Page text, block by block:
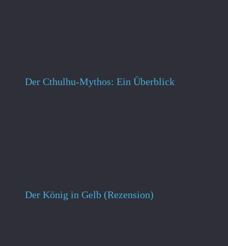
Der Cthulhu-Mythos: Ein Überblick
Der König in Gelb (Rezension)